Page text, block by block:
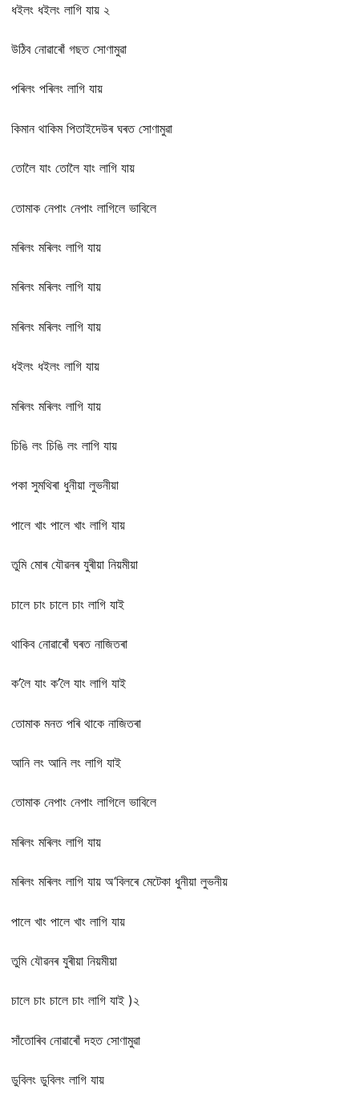
ধইলং ধইলং লাগি যায় ২
উঠিব নোৱাৰোঁ গছত সোণামুৱা
পৰিলং পৰিলং লাগি যায়
কিমান থাকিম পিতাইদেউৰ ঘৰত সোণামুৱা
তোলৈ যাং তোলৈ যাং লাগি যায়
তোমাক নেপাং নেপাং লাগিলে ভাবিলে
মৰিলং মৰিলং লাগি যায়
মৰিলং মৰিলং লাগি যায়
মৰিলং মৰিলং লাগি যায়
ধইলং ধইলং লাগি যায়
মৰিলং মৰিলং লাগি যায়
চিঙি লং চিঙি লং লাগি যায়
পকা সুমথিৰা ধুনীয়া লুভনীয়া
পালে খাং পালে খাং লাগি যায়
তুমি মোৰ যৌৱনৰ যুৰীয়া নিয়মীয়া
চালে চাং চালে চাং লাগি যাই
থাকিব নোৱাৰোঁ ঘৰত নাজিতৰা
ক’লৈ যাং ক’লৈ যাং লাগি যাই
তোমাক মনত পৰি থাকে নাজিতৰা
আনি লং আনি লং লাগি যাই
তোমাক নেপাং নেপাং লাগিলে ভাবিলে
মৰিলং মৰিলং লাগি যায়
মৰিলং মৰিলং লাগি যায় অ‘বিলৰে মেটেকা ধুনীয়া লুভনীয়
পালে খাং পালে খাং লাগি যায়
তুমি যৌৱনৰ যুৰীয়া নিয়মীয়া
চালে চাং চালে চাং লাগি যাই )২
সাঁতোৰিব নোৱাৰোঁ দহত সোণামুৱা
ডুবিলং ডুবিলং লাগি যায়